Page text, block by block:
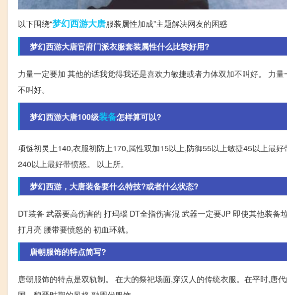
以下围绕“梦幻西游大唐服装属性加成”主题解决网友的困惑
梦幻西游大唐官府门派衣服套装属性什么比较好用?
力量一定要加 其他的话我觉得我还是喜欢力敏捷或者力体双加不叫好。 力
不叫好。
梦幻西游大唐100级装备怎样算可以?
项链初灵上140,衣服初防上170,属性双加15以上,防御55以上敏捷45以上最
240以上最好带愤怒。 以上所。
梦幻西游，大唐装备要什么特技?或者什么状态?
DT装备 武器要高伤害的 打玛瑙 DT全指伤害混 武器一定要JP 即使其他装
打月亮 腰带要愤怒的 初血环就。
唐朝服饰的特点简写?
唐朝服饰的特点是双轨制。 在大的祭祀场面,穿汉人的传统衣服。在平时,唐